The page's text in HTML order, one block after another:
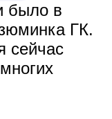
было в
ГК.
сейчас